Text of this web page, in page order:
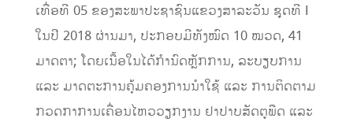
ເທື່ອທີ 05 ຂອງສະພາປະຊາຊົນແຂວງສາລະວັນ ຊຸດທີ I
ໃນປີ 2018 ຜ່ານມາ, ປະກອບມີທັງໝົດ 10 ໝວດ, 41
ມາດຕາ; ໂດຍເນື້ອໃນໄດ້ກໍານົດຫຼັກການ, ລະບຽບການ
ແລະ ມາດຕະການຄຸ້ມຄອງການນໍາໃຊ້ ແລະ ການຕິດຕາມ
ກວດກາການເຄື່ອນໄຫວວຽກງານ ຢາປາບສັດຕູພືດ ແລະ